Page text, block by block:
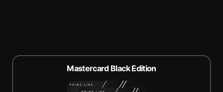
Mastercard Black Edition